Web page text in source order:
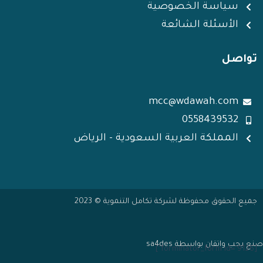
سياسة الخصوصية
الأسئلة الشائعة
تواصل
mcc@wdawah.com
0558439532
المملكة العربية السعودية - الرياض
جميع الحقوق محفوظة لشركة تكامل التنموية © 2023
صنع بحب واتقان بواسطة sa4des
[forminator_form id="9126"]